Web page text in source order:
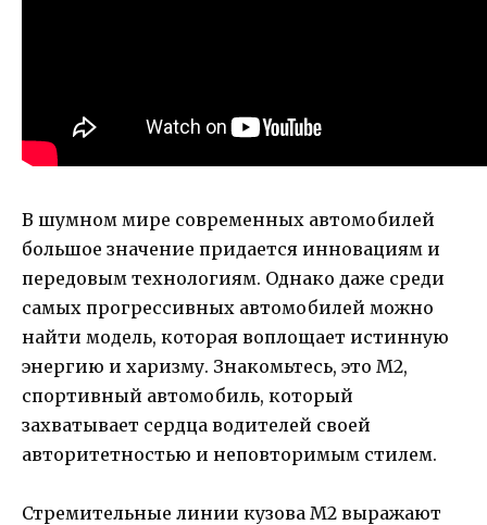
В шумном мире современных автомобилей
большое значение придается инновациям и
передовым технологиям. Однако даже среди
самых прогрессивных автомобилей можно
найти модель, которая воплощает истинную
энергию и харизму. Знакомьтесь, это M2,
спортивный автомобиль, который
захватывает сердца водителей своей
авторитетностью и неповторимым стилем.
Стремительные линии кузова M2 выражают